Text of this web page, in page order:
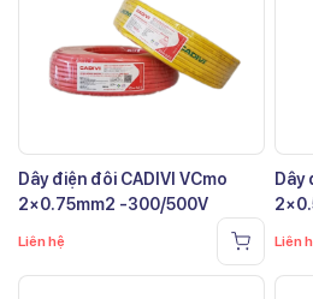
Dây điện đôi CADIVI VCmo
2×0.75mm2 -300/500V
Liên hệ
Dây
Liên